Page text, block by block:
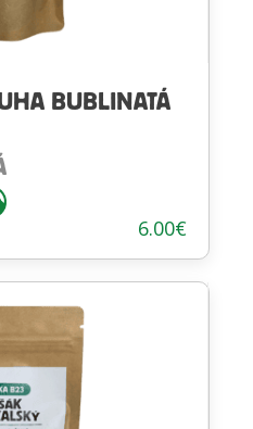
BUBLINATÁ
6.00€